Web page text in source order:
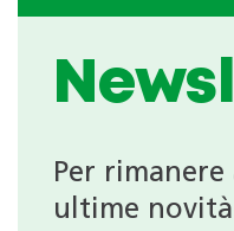
Per
ultime